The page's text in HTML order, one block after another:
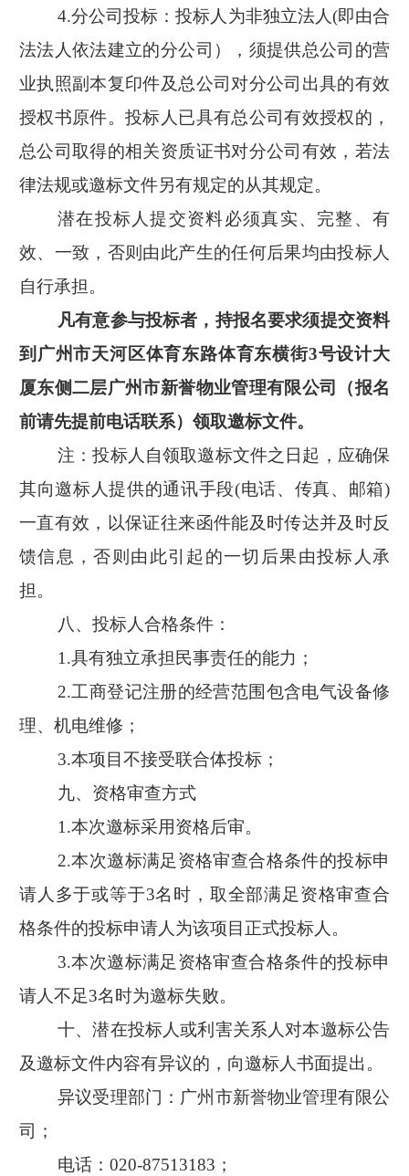
4.分公司投标：投标人为非独立法人(即由合
法法人依法建立的分公司），须提供总公司的营
业执照副本复印件及总公司对分公司出具的有效
授权书原件。投标人已具有总公司有效授权的，
总公司取得的相关资质证书对分公司有效，若法
律法规或邀标文件另有规定的从其规定。
潜在投标人提交资料必须真实、完整、有
效、一致，否则由此产生的任何后果均由投标人
自行承担。
凡有意参与投标者，持报名要求须提交资料
到广州市天河区体育东路体育东横街3号设计大
厦东侧二层广州市新誉物业管理有限公司（报名
前请先提前电话联系）领取邀标文件。
注：投标人自领取邀标文件之日起，应确保
其向邀标人提供的通讯手段(电话、传真、邮箱)
一直有效，以保证往来函件能及时传达并及时反
馈信息，否则由此引起的一切后果由投标人承
担。
八、投标人合格条件：
1.具有独立承担民事责任的能力；
2.工商登记注册的经营范围包含电气设备修
理、机电维修；
3.本项目不接受联合体投标；
九、资格审查方式
1.本次邀标采用资格后审。
2.本次邀标满足资格审查合格条件的投标申
请人多于或等于3名时，取全部满足资格审查合
格条件的投标申请人为该项目正式投标人。
3.本次邀标满足资格审查合格条件的投标申
请人不足3名时为邀标失败。
十、潜在投标人或利害关系人对本邀标公告
及邀标文件内容有异议的，向邀标人书面提出。
异议受理部门：广州市新誉物业管理有限公
司；
电话： 020-87513183 ；